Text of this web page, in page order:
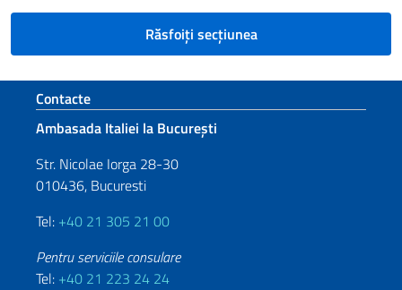
Răsfoiți secțiunea
Footer section
Contacte
Ambasada Italiei la București
Str. Nicolae Iorga 28-30
010436, Bucuresti
Tel: +40 21 305 21 00
Pentru serviciile consulare
Tel: +40 21 223 24 24